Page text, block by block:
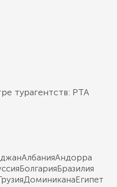
турагентств: РТА
АлбанияАндорра
БолгарияБразилия
ДоминиканаЕгипет